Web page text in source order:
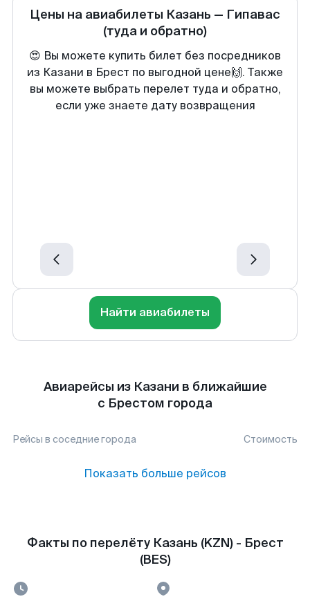
Цены на авиабилеты Казань — Гипавас
(туда и обратно)
😍 Вы можете купить билет без посредников
из Казани в Брест по выгодной цене🙌. Также
вы можете выбрать перелет туда и обратно,
если уже знаете дату возвращения
Найти авиабилеты
Авиарейсы из Казани в ближайшие
с Брестом города
Рейсы в соседние города Стоимость
Показать больше рейсов
Факты по перелёту Казань (KZN) - Брест
(BES)